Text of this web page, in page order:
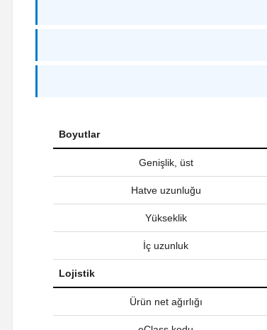
Boyutlar
Genişlik, üst
Hatve uzunluğu
Yükseklik
İç uzunluk
Lojistik
Ürün net ağırlığı